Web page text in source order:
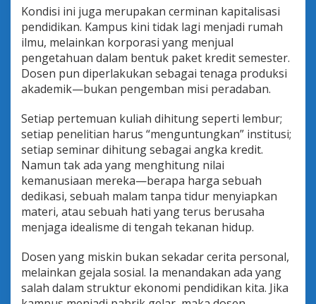
Kondisi ini juga merupakan cerminan kapitalisasi
pendidikan. Kampus kini tidak lagi menjadi rumah
ilmu, melainkan korporasi yang menjual
pengetahuan dalam bentuk paket kredit semester.
Dosen pun diperlakukan sebagai tenaga produksi
akademik—bukan pengemban misi peradaban.
Setiap pertemuan kuliah dihitung seperti lembur;
setiap penelitian harus “menguntungkan” institusi;
setiap seminar dihitung sebagai angka kredit.
Namun tak ada yang menghitung nilai
kemanusiaan mereka—berapa harga sebuah
dedikasi, sebuah malam tanpa tidur menyiapkan
materi, atau sebuah hati yang terus berusaha
menjaga idealisme di tengah tekanan hidup.
Dosen yang miskin bukan sekadar cerita personal,
melainkan gejala sosial. Ia menandakan ada yang
salah dalam struktur ekonomi pendidikan kita. Jika